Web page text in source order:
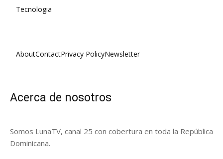
Tecnologia
AboutContactPrivacy PolicyNewsletter
Acerca de nosotros
Somos LunaTV, canal 25 con cobertura en toda la República
Dominicana.